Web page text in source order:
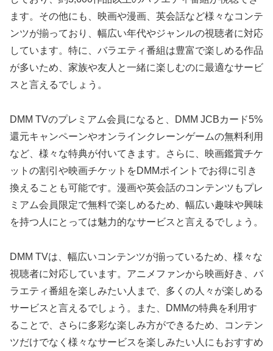
ます。その他にも、映画や漫画、英会話など様々なコンテ
ンツが揃っており、幅広い年代やジャンルの視聴者に対応
しています。特に、バラエティ番組は豊富で楽しめる作品
が多いため、家族や友人と一緒に楽しむのに最適なサービ
スと言えるでしょう。
DMM TVのプレミアム会員になると、DMM JCBカード5%
還元キャンペーンやオンラインクレーンゲームの無料利用
など、様々な特典が付いてきます。さらに、映画鑑賞チケ
ットの割引や映画チケットをDMMポイントでお得に引き
換えることも可能です。漫画や英会話のコンテンツもプレ
ミアム会員限定で無料で楽しめるため、幅広い趣味や興味
を持つ人にとっては魅力的なサービスと言えるでしょう。
DMM TVは、幅広いコンテンツが揃っているため、様々な
視聴者に対応しています。アニメファンから映画好き、バ
ラエティ番組を楽しみたい人まで、多くの人々が楽しめる
サービスと言えるでしょう。また、DMMの特典を利用す
ることで、さらに多彩な楽しみ方ができるため、コンテン
ツだけでなく様々なサービスを楽しみたい人にもおすすめ